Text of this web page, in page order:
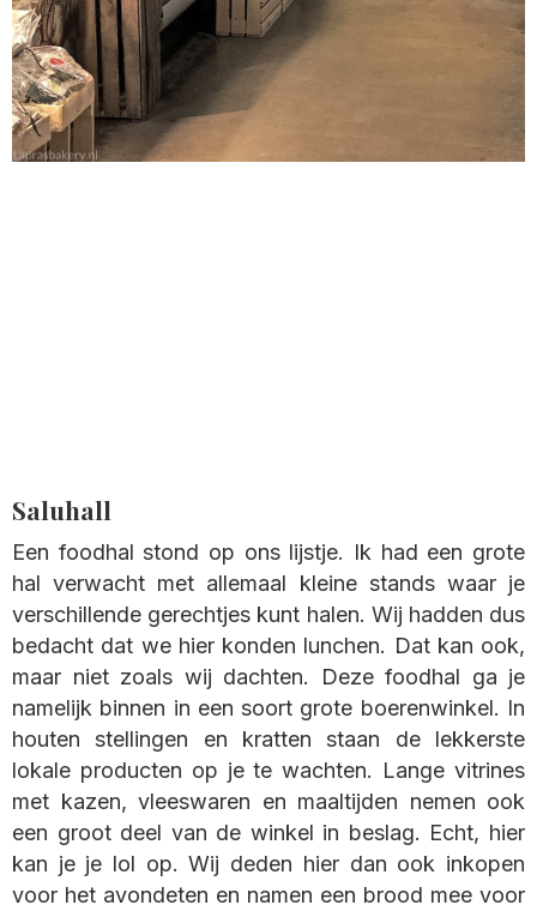
Saluhall
Een foodhal stond op ons lijstje. Ik had een grote
hal verwacht met allemaal kleine stands waar je
verschillende gerechtjes kunt halen. Wij hadden dus
bedacht dat we hier konden lunchen. Dat kan ook,
maar niet zoals wij dachten. Deze foodhal ga je
namelijk binnen in een soort grote boerenwinkel. In
houten stellingen en kratten staan de lekkerste
lokale producten op je te wachten. Lange vitrines
met kazen, vleeswaren en maaltijden nemen ook
een groot deel van de winkel in beslag. Echt, hier
kan je je lol op. Wij deden hier dan ook inkopen
voor het avondeten en namen een brood mee voor